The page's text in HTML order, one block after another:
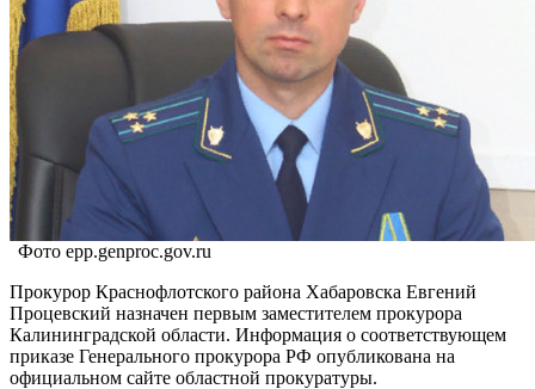
Фото epp.genproc.gov.ru
Прокурор Краснофлотского района Хабаровска Евгений
Процевский назначен первым заместителем прокурора
Калининградской области. Информация о соответствующем
приказе Генерального прокурора РФ опубликована на
официальном сайте областной прокуратуры.